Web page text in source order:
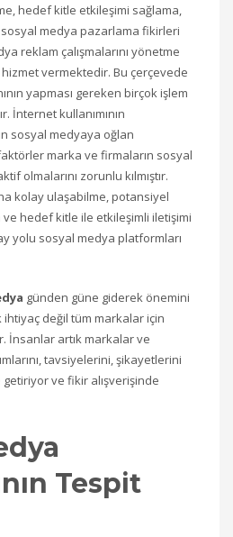
hedef kitle etkileşimi sağlama,
medya pazarlama fikirleri
reklam çalışmalarını yönetme
vermektedir. Bu çerçevede
yapması gereken birçok işlem
İnternet kullanımının
sosyal medyaya oğlan
faktörler marka ve firmaların sosyal
olmalarını zorunlu kılmıştır.
kolay ulaşabilme, potansiyel
hedef kitle ile etkileşimli iletişimi
yolu sosyal medya platformları
günden güne giderek önemini
ihtiyaç değil tüm markalar için
İnsanlar artık markalar ve
tavsiyelerini, şikayetlerini
ve fikir alışverişinde
Tespit